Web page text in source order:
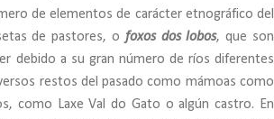
de elementos de carácter etnográfico del
de pastores, o foxos dos lobos, que son
debido a su gran número de ríos diferentes
restos del pasado como mámoas como
como Laxe Val do Gato o algún castro. En